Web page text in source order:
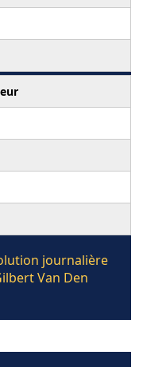
journalière
Van Den